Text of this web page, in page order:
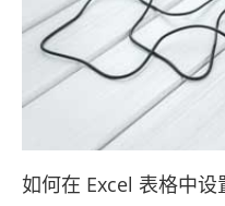
如何在 Excel 表格中设